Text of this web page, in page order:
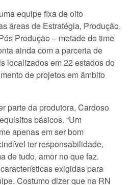
equipe fixa de oito
áreas de Estratégia, Produção,
Produção – metade do time
ainda com a parceria de
localizados em 22 estados do
de projetos em âmbito
parte da produtora, Cardoso
básicos. “Um
apenas em ser bom
ter responsabilidade,
de tudo, amor no que faz.
exigidas para
Costumo dizer que na RN